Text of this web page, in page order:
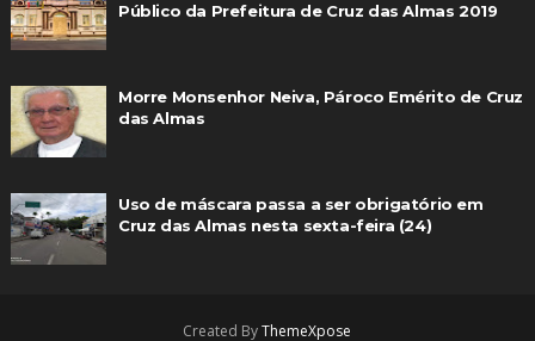
Público da Prefeitura de Cruz das Almas 2019
Morre Monsenhor Neiva, Pároco Emérito de Cruz
das Almas
Uso de máscara passa a ser obrigatório em
Cruz das Almas nesta sexta-feira (24)
Created ByThemeXpose